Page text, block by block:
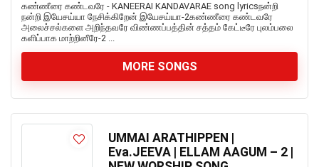
கண்ணீரை கண்டவரே - KANEERAI KANDAVARAE song lyricsநன்றி
நன்றி இயேசய்யா நேசிக்கிறேன் இயேசய்யா-2கண்ணீரை கண்டவரே
அலைச்சல்களை அறிந்தவரே விண்ணப்பத்தின் சத்தம் கேட்டீரே புலம்பலை
களிப்பாக மாற்றினீரே-2 ...
MORE SONGS
UMMAI ARATHIPPEN |
Eva.JEEVA | ELLAM AAGUM – 2 |